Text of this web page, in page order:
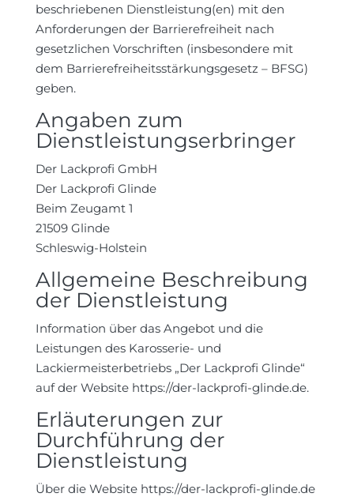
beschriebenen Dienstleistung(en) mit den
Anforderungen der Barrierefreiheit nach
gesetzlichen Vorschriften (insbesondere mit
dem Barrierefreiheitsstärkungsgesetz – BFSG)
geben.
Angaben zum
Dienstleistungserbringer
Der Lackprofi GmbH
Der Lackprofi Glinde
Beim Zeugamt 1
21509 Glinde
Schleswig-Holstein
Allgemeine Beschreibung
der Dienstleistung
Information über das Angebot und die
Leistungen des Karosserie- und
Lackiermeisterbetriebs „Der Lackprofi Glinde“
auf der Website https://der-lackprofi-glinde.de.
Erläuterungen zur
Durchführung der
Dienstleistung
Über die Website https://der-lackprofi-glinde.de